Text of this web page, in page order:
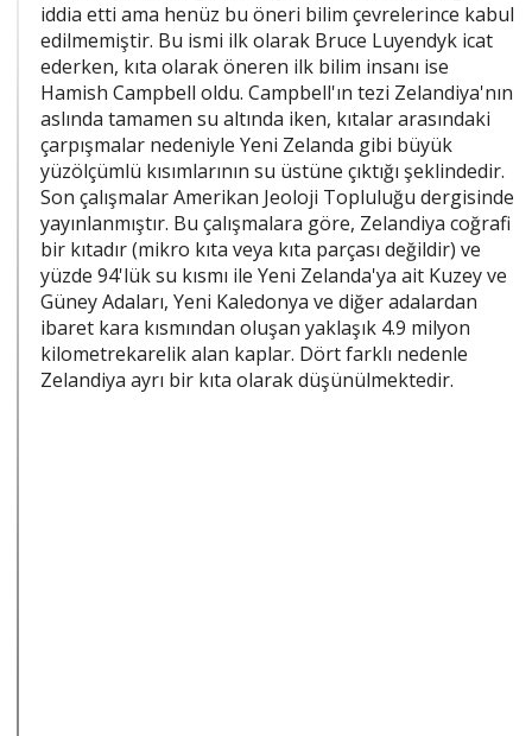
iddia etti ama henüz bu öneri bilim çevrelerince kabul
edilmemiştir. Bu ismi ilk olarak Bruce Luyendyk icat
ederken, kıta olarak öneren ilk bilim insanı ise
Hamish Campbell oldu. Campbell'ın tezi Zelandiya'nın
aslında tamamen su altında iken, kıtalar arasındaki
çarpışmalar nedeniyle Yeni Zelanda gibi büyük
yüzölçümlü kısımlarının su üstüne çıktığı şeklindedir.
Son çalışmalar Amerikan Jeoloji Topluluğu dergisinde
yayınlanmıştır. Bu çalışmalara göre, Zelandiya coğrafi
bir kıtadır (mikro kıta veya kıta parçası değildir) ve
yüzde 94'lük su kısmı ile Yeni Zelanda'ya ait Kuzey ve
Güney Adaları, Yeni Kaledonya ve diğer adalardan
ibaret kara kısmından oluşan yaklaşık 4.9 milyon
kilometrekarelik alan kaplar. Dört farklı nedenle
Zelandiya ayrı bir kıta olarak düşünülmektedir.